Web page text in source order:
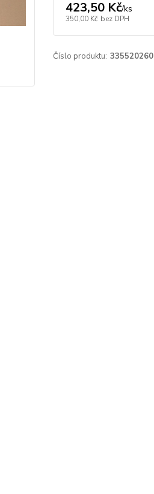
423,50 Kč/ks
350,00 Kč bez DPH
Číslo produktu: 335520260